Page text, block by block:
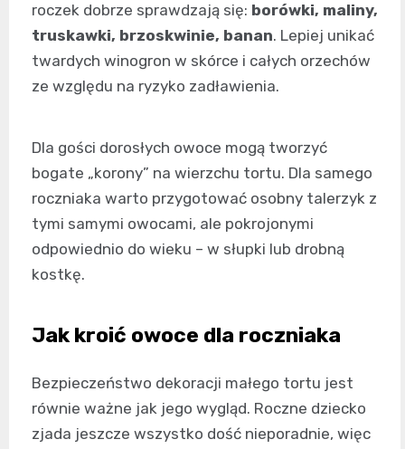
roczek dobrze sprawdzają się: borówki, maliny,
truskawki, brzoskwinie, banan. Lepiej unikać
twardych winogron w skórce i całych orzechów
ze względu na ryzyko zadławienia.
Dla gości dorosłych owoce mogą tworzyć
bogate „korony” na wierzchu tortu. Dla samego
roczniaka warto przygotować osobny talerzyk z
tymi samymi owocami, ale pokrojonymi
odpowiednio do wieku – w słupki lub drobną
kostkę.
Jak kroić owoce dla roczniaka
Bezpieczeństwo dekoracji małego tortu jest
równie ważne jak jego wygląd. Roczne dziecko
zjada jeszcze wszystko dość nieporadnie, więc